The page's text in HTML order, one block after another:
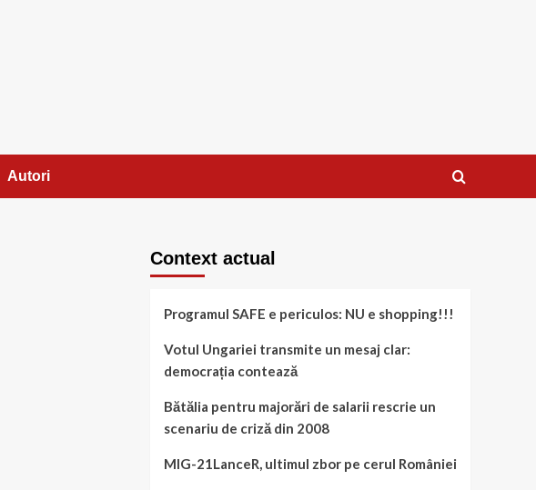
Autori
Context actual
Programul SAFE e periculos: NU e shopping!!!
Votul Ungariei transmite un mesaj clar:
democrația contează
Bătălia pentru majorări de salarii rescrie un
scenariu de criză din 2008
MIG-21LanceR, ultimul zbor pe cerul României